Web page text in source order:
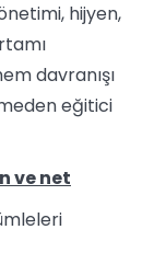
hijyen,
davranışı
eğitici
ve net